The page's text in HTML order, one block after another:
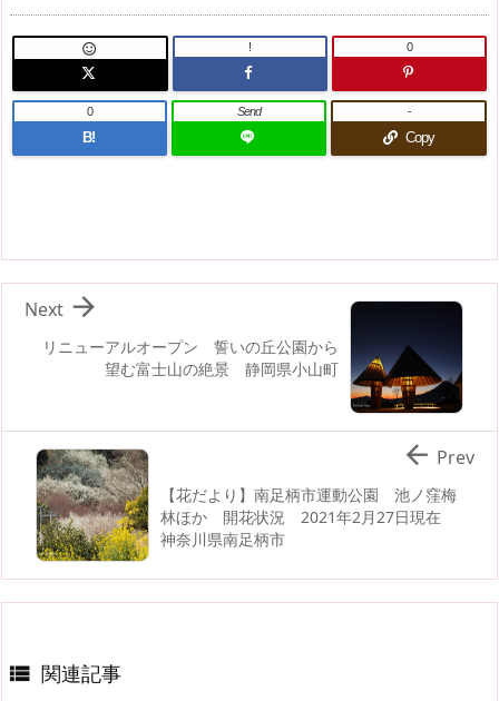
 ! 0
B!
0 Send
Copy
-
リニューアルオープン 誓いの丘公園から
望む富士山の絶景 静岡県小山町

Next
【花だより】南足柄市運動公園 池ノ窪梅
林ほか 開花状況 2021年2月27日現在
神奈川県南足柄市
 Prev
 関連記事